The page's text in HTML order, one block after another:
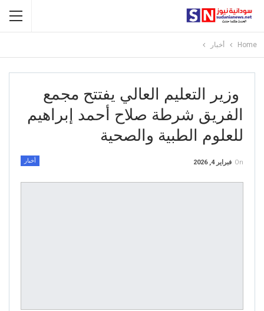
Home أخبار
وزير التعليم العالي يفتتح مجمع
الفريق شرطة صلاح أحمد إبراهيم
للعلوم الطبية والصحية
أخبار On فبراير 4, 2026